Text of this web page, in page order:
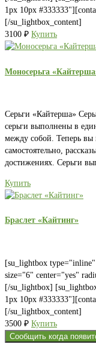
1px 10px
[/su_lightbox_content]
3100 ₽ Купить
Моносерьга
Серьги «Кайтерша»
серьги выполнены в
между собой. Теперь вы
самостоятельно,
достижениях. Серьги
Купить
Браслет «Кайтинг»
[su_lightbox
size="6" center="yes"
[/su_lightbox]
1px 10px
[/su_lightbox_content]
3500 ₽ Купить
Сообщить когда